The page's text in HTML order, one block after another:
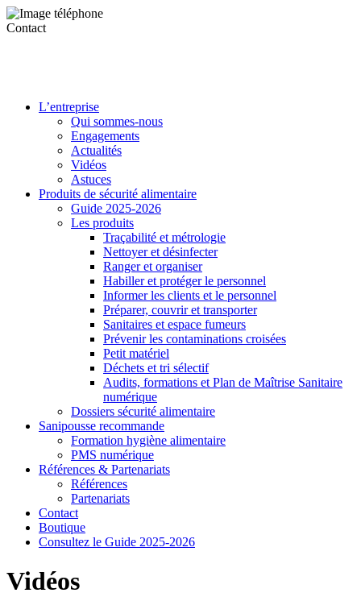
Contact
L’entreprise
Qui sommes-nous
Engagements
Actualités
Vidéos
Astuces
Produits de sécurité alimentaire
Guide 2025-2026
Les produits
Traçabilité et métrologie
Nettoyer et désinfecter
Ranger et organiser
Habiller et protéger le personnel
Informer les clients et le personnel
Préparer, couvrir et transporter
Sanitaires et espace fumeurs
Prévenir les contaminations croisées
Petit matériel
Déchets et tri sélectif
Audits, formations et Plan de Maîtrise Sanitaire
numérique
Dossiers sécurité alimentaire
Sanipousse recommande
Formation hygiène alimentaire
PMS numérique
Références & Partenariats
Références
Partenariats
Contact
Boutique
Consultez le Guide 2025-2026
Vidéos